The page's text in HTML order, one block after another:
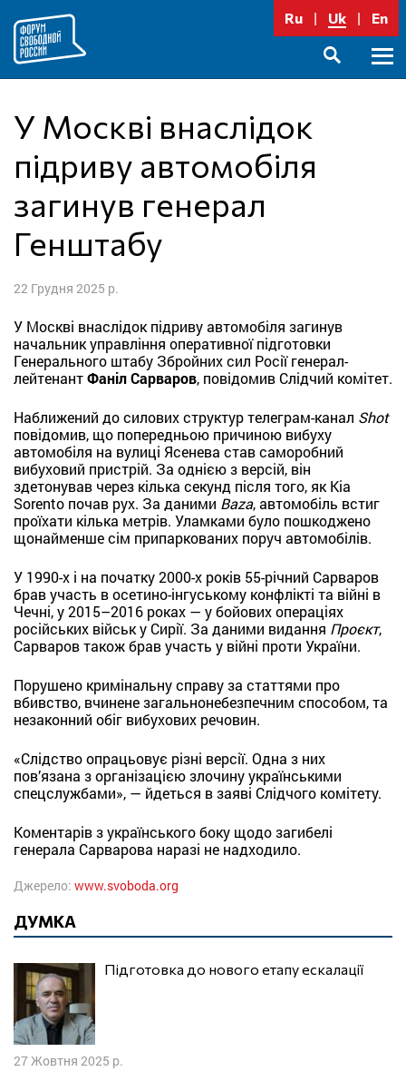
до
вмісту
Ru Uk En
У Москві внаслідок
підриву автомобіля
загинув генерал
Генштабу
22 Грудня 2025 р.
У Москві внаслідок підриву автомобіля загинув
начальник управління оперативної підготовки
Генерального штабу Збройних сил Росії генерал-
лейтенантФаніл Сарваров, повідомив Слідчий комітет.
Наближений до силових структур телеграм-канал Shot
повідомив, що попередньою причиною вибуху
автомобіля на вулиці Ясенева став саморобний
вибуховий пристрій. За однією з версій, він
здетонував через кілька секунд після того, як Kia
Sorento почав рух. За даними Baza, автомобіль встиг
проїхати кілька метрів. Уламками було пошкоджено
щонайменше сім припаркованих поруч автомобілів.
У 1990-х і на початку 2000-х років 55-річний Сарваров
брав участь в осетино-інгуському конфлікті та війні в
Чечні, у 2015–2016 роках — у бойових операціях
російських військ у Сирії. За даними видання Проєкт,
Сарваров також брав участь у війні проти України.
Порушено кримінальну справу за статтями про
вбивство, вчинене загальнонебезпечним способом, та
незаконний обіг вибухових речовин.
«Слідство опрацьовує різні версії. Одна з них
пов’язана з організацією злочину українськими
спецслужбами», — йдеться в заяві Слідчого комітету.
Коментарів з українського боку щодо загибелі
генерала Сарварова наразі не надходило.
Джерело: www.svoboda.org
ДУМКА
Підготовка до нового етапу ескалації
27 Жовтня 2025 р.